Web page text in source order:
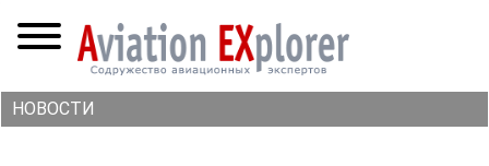
НОВОСТИ